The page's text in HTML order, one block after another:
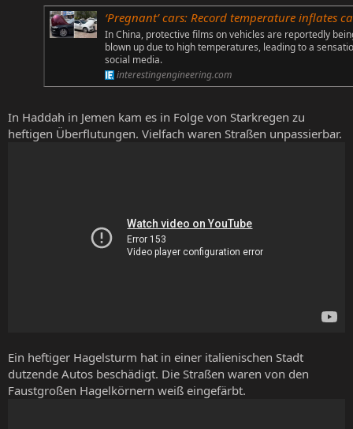
‘Pregnant’ cars: Record temperature inflates cars in
In China, protective films on vehicles are reportedly
blown up due to high temperatures, leading to a
social media.
interestingengineering.com
In Haddah in Jemen kam es in Folge von Starkregen zu
heftigen Überflutungen. Vielfach waren Straßen unpassierbar.
Ein heftiger Hagelsturm hat in einer italienischen Stadt
dutzende Autos beschädigt. Die Straßen waren von den
Faustgroßen Hagelkörnern weiß eingefärbt.